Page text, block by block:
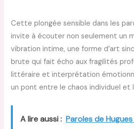
Cette plongée sensible dans les
invite à écouter non seulement un
vibration intime, une forme d’art
brute qui fait écho aux fragilités
littéraire et interprétation
un pont entre le chaos individuel et
A lire aussi : Paroles de